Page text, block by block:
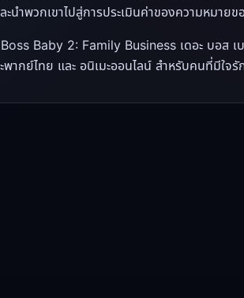
นำพวกเขาไปสู่การประเมินค่าของความหมาย
Baby 2: Family Business เดอะ บอส
พากย์ไทย และ อนิเมะออนไลน์ สำหรับคนที่มีใจ